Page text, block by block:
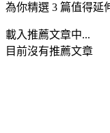
為你精選 3 篇值得延
載入推薦文章中...
目前沒有推薦文章